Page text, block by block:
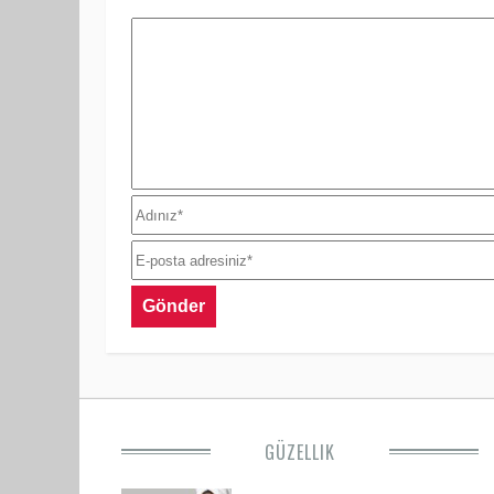
GÜZELLIK